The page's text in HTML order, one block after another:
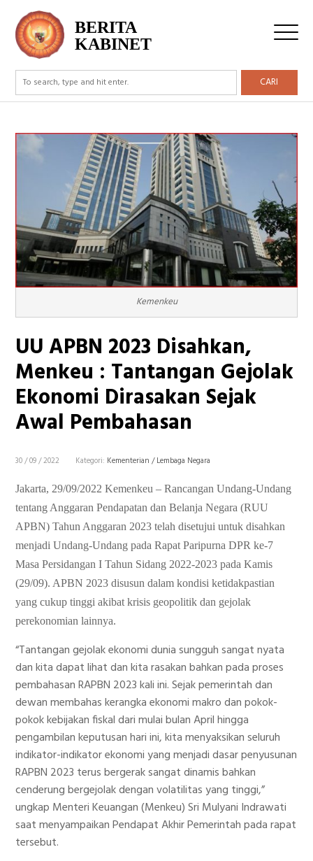
BERITA
KABINET
CARI
Kemenkeu
UU APBN 2023 Disahkan,
Menkeu : Tantangan Gejolak
Ekonomi Dirasakan Sejak
Awal Pembahasan
30 / 09 / 2022 Kategori: Kementerian / Lembaga Negara
Jakarta, 29/09/2022 Kemenkeu – Rancangan Undang-Undang
tentang Anggaran Pendapatan dan Belanja Negara (RUU
APBN) Tahun Anggaran 2023 telah disetujui untuk disahkan
menjadi Undang-Undang pada Rapat Paripurna DPR ke-7
Masa Persidangan I Tahun Sidang 2022-2023 pada Kamis
(29/09). APBN 2023 disusun dalam kondisi ketidakpastian
yang cukup tinggi akibat krisis geopolitik dan gejolak
perekonomian lainnya.
“Tantangan gejolak ekonomi dunia sungguh sangat nyata
dan kita dapat lihat dan kita rasakan bahkan pada proses
pembahasan RAPBN 2023 kali ini. Sejak pemerintah dan
dewan membahas kerangka ekonomi makro dan pokok-
pokok kebijakan fiskal dari mulai bulan April hingga
pengambilan keputusan hari ini, kita menyaksikan seluruh
indikator-indikator ekonomi yang menjadi dasar penyusunan
RAPBN 2023 terus bergerak sangat dinamis bahkan
cenderung bergejolak dengan volatilitas yang tinggi,”
ungkap Menteri Keuangan (Menkeu) Sri Mulyani Indrawati
saat menyampaikan Pendapat Akhir Pemerintah pada rapat
tersebut.